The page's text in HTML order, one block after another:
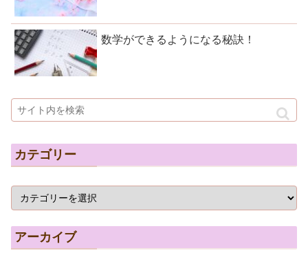
数学ができるようになる秘訣！
カテゴリー
アーカイブ